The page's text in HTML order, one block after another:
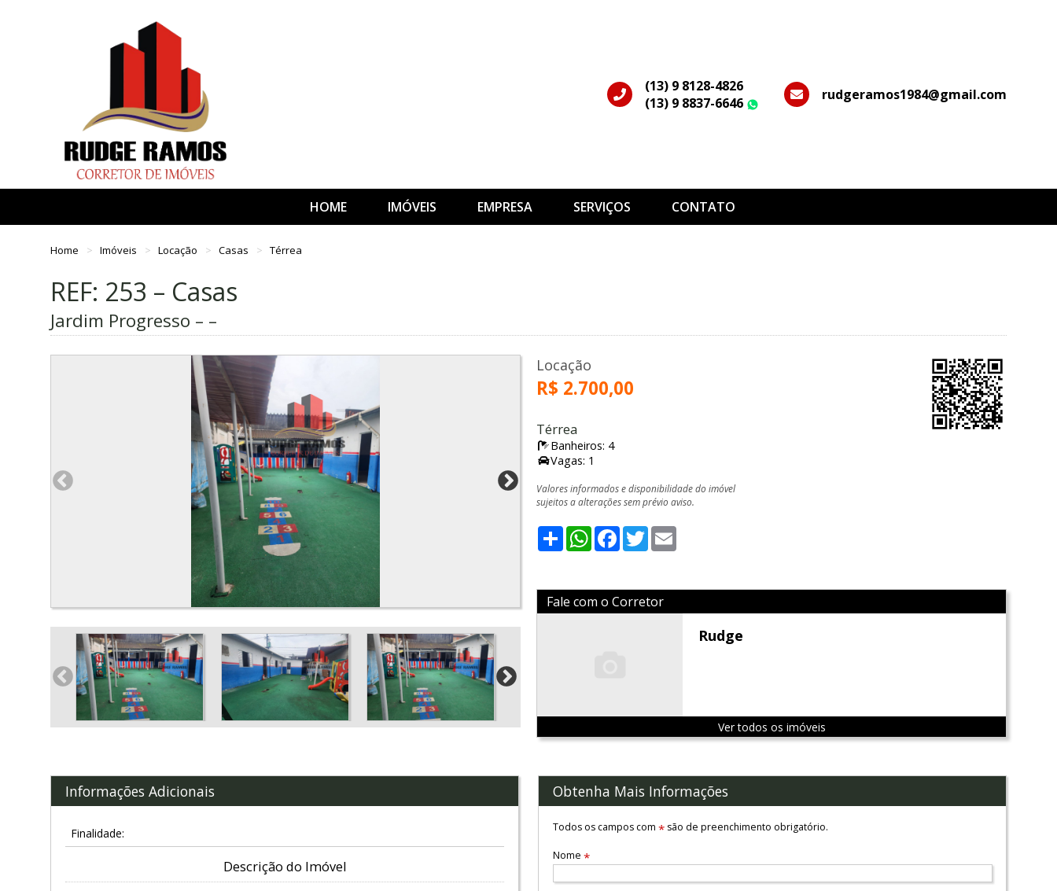
(13) 9 8128-4826
(13) 9 8837-6646
WhatsApp
rudgeramos1984@gmail.com
HOME IMÓVEIS EMPRESA SERVIÇOS CONTATO
Home Imóveis Locação Casas Térrea
REF: 253 – Casas
Jardim Progresso – –
Locação
R$ 2.700,00
Térrea
Banheiros: 4
Vagas: 1
Valores informados e disponibilidade do imóvel
sujeitos a alterações sem prévio aviso.
ShareWhatsApp
Facebook
Twitter
Fale com o Corretor
Rudge
Ver todos os imóveis
Informações Adicionais
Finalidade:
Descrição do Imóvel
Obtenha Mais Informações
Todos os campos com *são de preenchimento obrigatório.
Nome *